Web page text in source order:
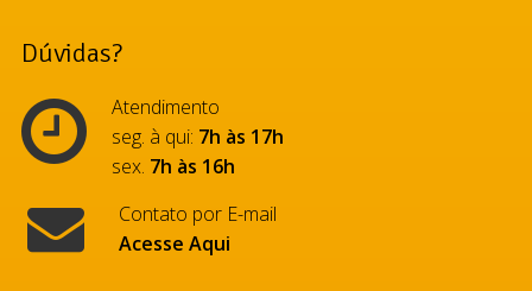
Dúvidas?
Atendimento
seg. à qui: 7h às 17h
sex. 7h às 16h
Contato por E-mail
Acesse Aqui